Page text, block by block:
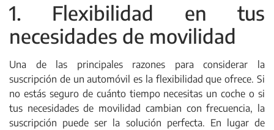
1. Flexibilidad en tus
necesidades de movilidad
Una de las principales razones para considerar la
suscripción de un automóvil es la flexibilidad que ofrece. Si
no estás seguro de cuánto tiempo necesitas un coche o si
tus necesidades de movilidad cambian con frecuencia, la
suscripción puede ser la solución perfecta. En lugar de